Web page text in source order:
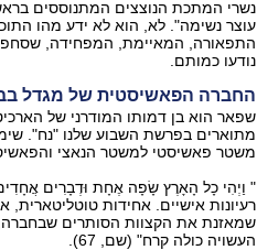
נשרי המתכת הנוצצים המתנוססים
עוצר נשימה". לא, הוא לא ידע מהו
התפאורה, המאיימת, המפחידה,
נודעו כמותם.
החברה הפאשיסטית של מגדל
שפאר הוא בן דמותו המודרני של
מתוארים בפרשת השבוע שלנו "נח".
משטר פאשיסטי למשטר הנאצי
" וַיְהִי כָל הָאָרֶץ שָׂפָה אֶחָת וּדְבָרִים
רעיונות אישיים. אחידות
שמאזנת את הקצוות הסותרים
העשויה כולה קרח" (שם, 67).